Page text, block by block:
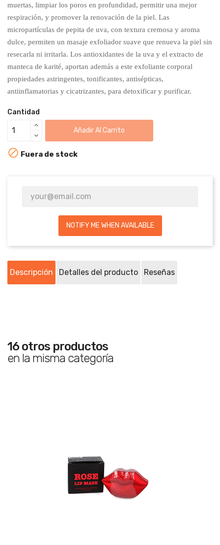
muertas, limpiar los poros en profundidad, permitir una mejor
respiración, y promover la renovación de la piel. Las
micropartículas de pepita de uva, con textura cremosa y aroma
dulce, permiten un masaje exfoliador suave que renueva la piel sin
resecarla ni irritarla. Los antioxidantes de la uva y el extracto de
manteca de karité, aportan además a este exfoliante corporal
propiedades astringentes, tonificantes, antisépticas,
antiinflamatorias y cicatrizantes, para detoxificar y purificar.
Cantidad
Añadir Al Carrito
 Fuera de stock
NOTIFY ME WHEN AVAILABLE
Descripción Detalles del producto Reseñas
16 otros productos
en la misma categoría